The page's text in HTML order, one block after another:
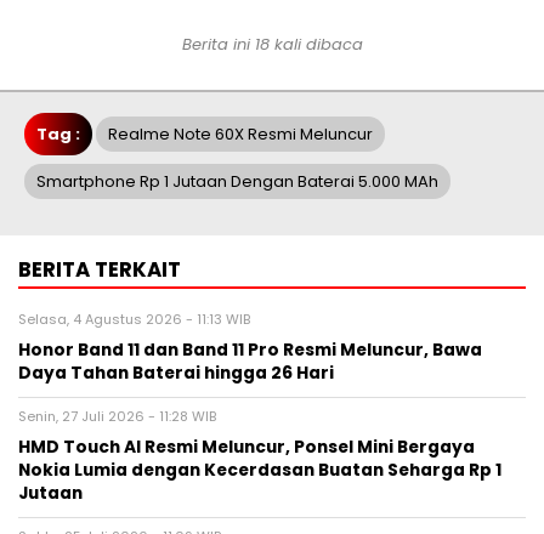
Berita ini 18 kali dibaca
Tag : Realme Note 60X Resmi Meluncur
Smartphone Rp 1 Jutaan Dengan Baterai 5.000 MAh
BERITA TERKAIT
Selasa, 4 Agustus 2026 - 11:13 WIB
Honor Band 11 dan Band 11 Pro Resmi Meluncur, Bawa
Daya Tahan Baterai hingga 26 Hari
Senin, 27 Juli 2026 - 11:28 WIB
HMD Touch AI Resmi Meluncur, Ponsel Mini Bergaya
Nokia Lumia dengan Kecerdasan Buatan Seharga Rp 1
Jutaan